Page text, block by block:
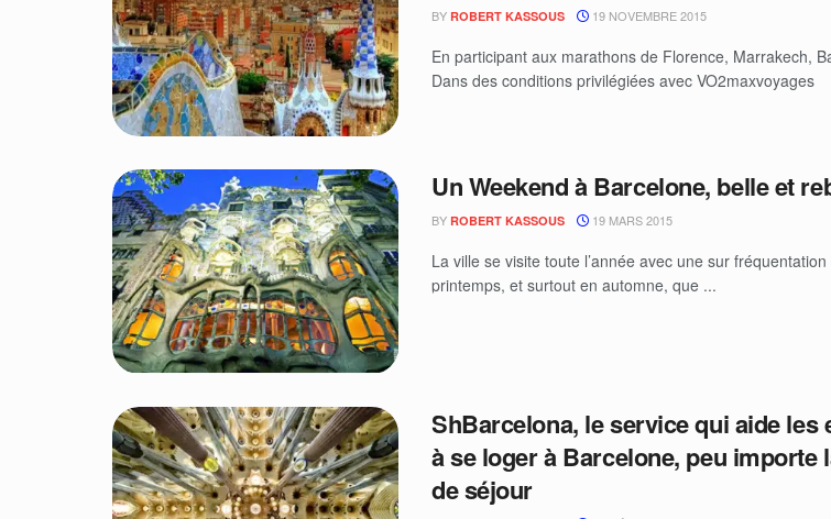
BY ROBERT KASSOUS 19 NOVEMBRE 2015
En participant aux marathons de Florence, Marrakech,
Dans des conditions privilégiées avec VO2maxvoyages
Un Weekend à Barcelone, belle et
BY ROBERT KASSOUS 19 MARS 2015
La ville se visite toute l’année avec une sur fréquentation
printemps, et surtout en automne, que ...
ShBarcelona, le service qui aide les
à se loger à Barcelone, peu importe
de séjour